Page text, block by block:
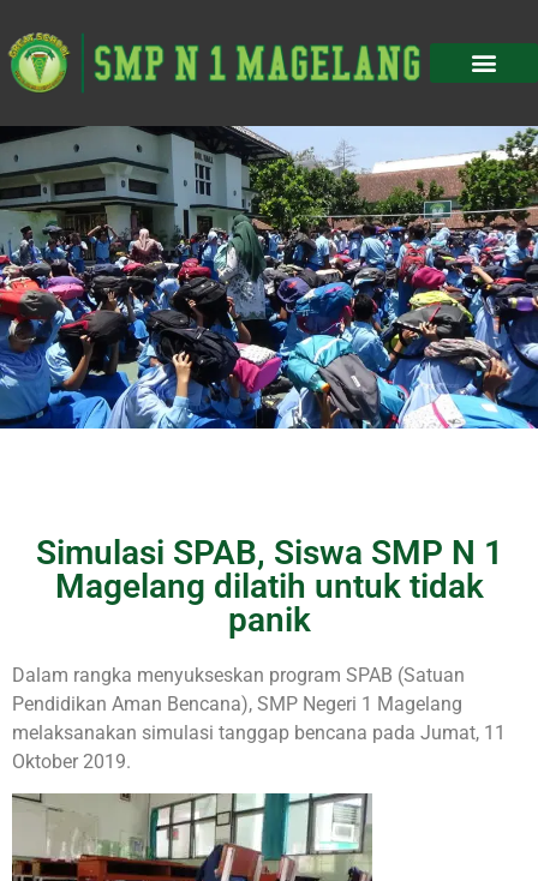
Simulasi SPAB, Siswa SMP N 1
Magelang dilatih untuk tidak
panik
Dalam rangka menyukseskan program SPAB (Satuan
Pendidikan Aman Bencana), SMP Negeri 1 Magelang
melaksanakan simulasi tanggap bencana pada Jumat, 11
Oktober 2019.